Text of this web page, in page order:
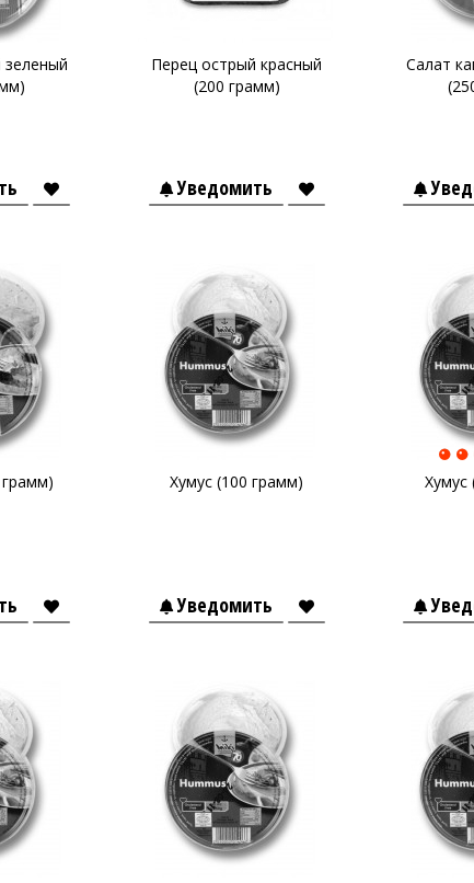
Перец острый красный
(200 грамм)
Уведомить
Салат
Хумус (100 грамм)
Уведомить
Хумус